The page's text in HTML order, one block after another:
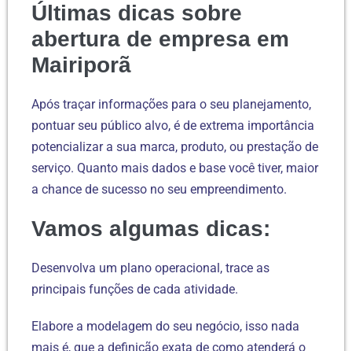
Últimas dicas sobre
abertura de empresa em
Mairiporã
Após traçar informações para o seu planejamento,
pontuar seu público alvo, é de extrema importância
potencializar a sua marca, produto, ou prestação de
serviço. Quanto mais dados e base você tiver, maior
a chance de sucesso no seu empreendimento.
Vamos algumas dicas:
Desenvolva um plano operacional, trace as
principais funções de cada atividade.
Elabore a modelagem do seu negócio, isso nada
mais é, que a definição exata de como atenderá o